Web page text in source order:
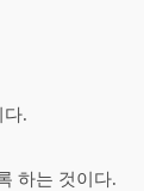
다.
하는 것이다.